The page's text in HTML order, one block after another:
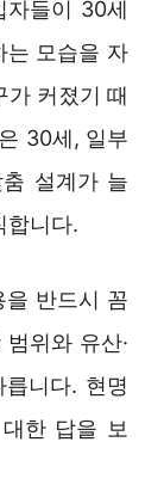
자들이 30세
는 모습을 자
가 커졌기 때
30세, 일부
설계가 늘
합니다.
을 반드시 꼼
위와 유산·
니다. 현명
한 답을 보